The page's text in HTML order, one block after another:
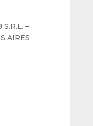
S.R.L. –
AIRES